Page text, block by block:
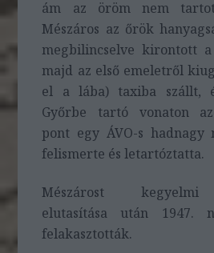
ám az öröm nem
Mészáros az őrök
megbilincselve kirontott
majd az első emeletről
el a lába) taxiba szállt,
Győrbe tartó vonaton
pont egy ÁVO-s
felismerte és letartóztatta.
Mészárost kegyelmi
elutasítása után 1947.
felakasztották.